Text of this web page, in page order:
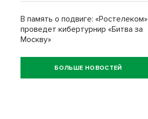
В память о подвиге: «Ростелеком»
проведет кибертурнир «Битва за
Москву»
БОЛЬШЕ НОВОСТЕЙ